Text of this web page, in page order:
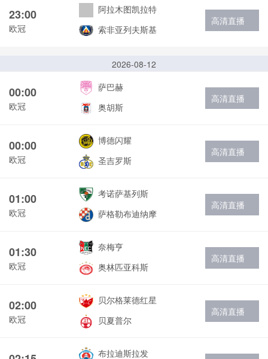
23:00
欧冠
阿拉木图凯拉特
索非亚列夫斯基
高清直播
2026-08-12
00:00
欧冠
萨巴赫
奥胡斯
高清直播
00:00
欧冠
博德闪耀
圣吉罗斯
高清直播
01:00
欧冠
考诺萨基列斯
萨格勒布迪纳摩
高清直播
01:30
欧冠
奈梅亨
奥林匹亚科斯
高清直播
02:00
欧冠
贝尔格莱德红星
贝夏普尔
高清直播
布拉迪斯拉发